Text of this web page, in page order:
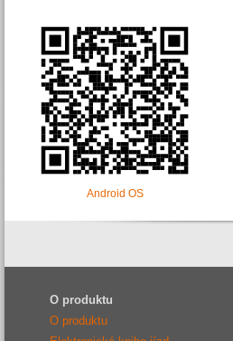
Android OS
O produktu
O produktu